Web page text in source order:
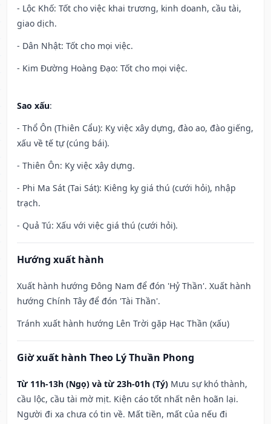
- Lộc Khố: Tốt cho việc khai trương, kinh doanh, cầu tài,
giao dịch.
- Dân Nhật: Tốt cho mọi việc.
- Kim Đường Hoàng Đạo: Tốt cho mọi việc.
Sao xấu:
- Thổ Ôn (Thiên Cẩu): Kỵ việc xây dựng, đào ao, đào giếng,
xấu về tế tự (cúng bái).
- Thiên Ôn: Kỵ việc xây dựng.
- Phi Ma Sát (Tai Sát): Kiêng kỵ giá thú (cưới hỏi), nhập
trạch.
- Quả Tú: Xấu với việc giá thú (cưới hỏi).
Hướng xuất hành
Xuất hành hướng Đông Nam để đón 'Hỷ Thần'. Xuất hành
hướng Chính Tây để đón 'Tài Thần'.
Tránh xuất hành hướng Lên Trời gặp Hạc Thần (xấu)
Giờ xuất hành Theo Lý Thuần Phong
Từ 11h-13h (Ngọ) và từ 23h-01h (Tý) Mưu sự khó thành,
cầu lộc, cầu tài mờ mịt. Kiện cáo tốt nhất nên hoãn lại.
Người đi xa chưa có tin về. Mất tiền, mất của nếu đi